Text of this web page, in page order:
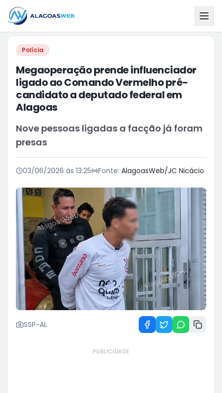
Polícia
Megaoperação prende influenciador
ligado ao Comando Vermelho pré-
candidato a deputado federal em
Alagoas
Nove pessoas ligadas a facção já foram
presas
03/06/2026 às 13:25 Fonte: AlagoasWeb/JC Nicácio
SSP-AL
PUBLICIDADE